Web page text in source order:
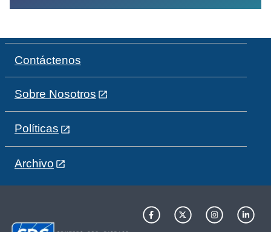
Contáctenos
Sobre Nosotros
Políticas
Archivo